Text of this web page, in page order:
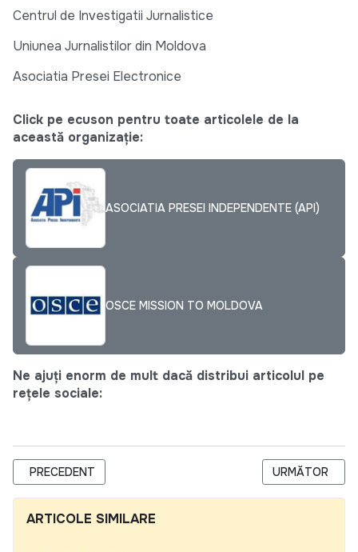
Centrul de Investigatii Jurnalistice
Uniunea Jurnalistilor din Moldova
Asociatia Presei Electronice
Click pe ecuson pentru toate articolele de la
această organizație:
ASOCIATIA PRESEI INDEPENDENTE (API)
OSCE MISSION TO MOLDOVA
Ne ajuți enorm de mult dacă distribui articolul pe
rețele sociale:
ARTICOL PRECEDENT: CUI II PASA DE ALEGATORI? CINE SE
PRECEDENT ARTICOLUL
URMĂTOR
ARTICOLE SIMILARE